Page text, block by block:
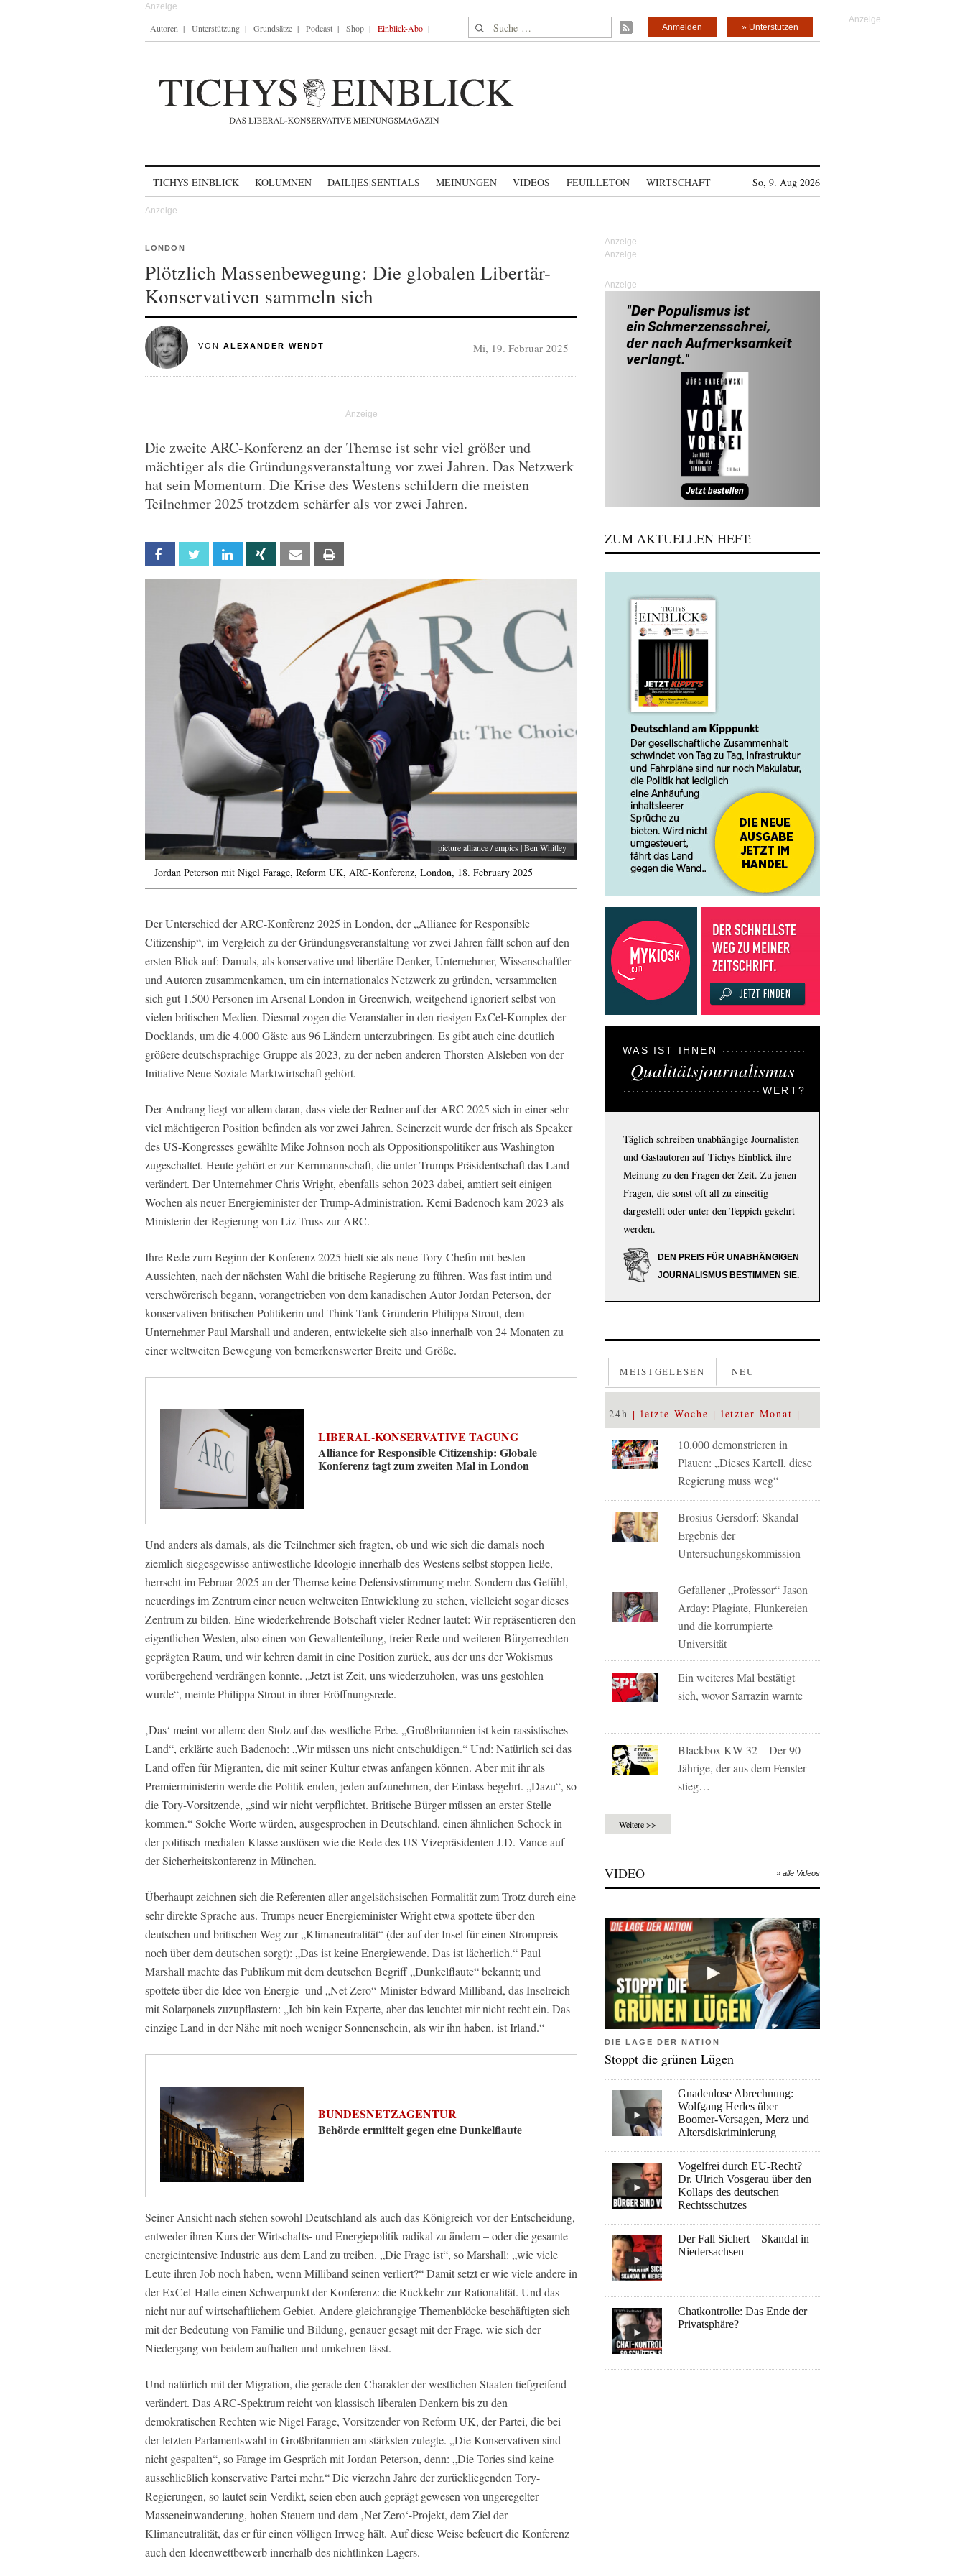
Autoren Unterstützung Grundsätze Podcast Shop Einblick-Abo Suche nach: » Unterstützen
Anmelden
TICHYS EINBLICK KOLUMNEN DAILI|ES|SENTIALS MEINUNGEN VIDEOS FEUILLETON WIRTSCHAFT So, 9. Aug 2026
LONDON
Plötzlich Massenbewegung: Die globalen Libertär-
Konservativen sammeln sich
VON ALEXANDER WENDT Mi, 19. Februar 2025
Die zweite ARC-Konferenz an der Themse ist sehr viel größer und
mächtiger als die Gründungsveranstaltung vor zwei Jahren. Das Netzwerk
hat sein Momentum. Die Krise des Westens schildern die meisten
Teilnehmer 2025 trotzdem schärfer als vor zwei Jahren.
Facebook Twitter Linkedin Xing Email
picture alliance / empics | Ben Whitley
Jordan Peterson mit Nigel Farage, Reform UK, ARC-Konferenz, London, 18. February 2025
Der Unterschied der ARC-Konferenz 2025 in London, der „Alliance for Responsible
Citizenship“, im Vergleich zu der Gründungsveranstaltung vor zwei Jahren fällt schon auf den
ersten Blick auf: Damals, als konservative und libertäre Denker, Unternehmer, Wissenschaftler
und Autoren zusammenkamen, um ein internationales Netzwerk zu gründen, versammelten
sich gut 1.500 Personen im Arsenal London in Greenwich, weitgehend ignoriert selbst von
vielen britischen Medien. Diesmal zogen die Veranstalter in den riesigen ExCel-Komplex der
Docklands, um die 4.000 Gäste aus 96 Ländern unterzubringen. Es gibt auch eine deutlich
größere deutschsprachige Gruppe als 2023, zu der neben anderen Thorsten Alsleben von der
Initiative Neue Soziale Marktwirtschaft gehört.
Der Andrang liegt vor allem daran, dass viele der Redner auf der ARC 2025 sich in einer sehr
viel mächtigeren Position befinden als vor zwei Jahren. Seinerzeit wurde der frisch als Speaker
des US-Kongresses gewählte Mike Johnson noch als Oppositionspolitiker aus Washington
zugeschaltet. Heute gehört er zur Kernmannschaft, die unter Trumps Präsidentschaft das Land
verändert. Der Unternehmer Chris Wright, ebenfalls schon 2023 dabei, amtiert seit einigen
Wochen als neuer Energieminister der Trump-Administration. Kemi Badenoch kam 2023 als
Ministerin der Regierung von Liz Truss zur ARC.
Ihre Rede zum Beginn der Konferenz 2025 hielt sie als neue Tory-Chefin mit besten
Aussichten, nach der nächsten Wahl die britische Regierung zu führen. Was fast intim und
verschwörerisch begann, vorangetrieben von dem kanadischen Autor Jordan Peterson, der
konservativen britischen Politikerin und Think-Tank-Gründerin Philippa Strout, dem
Unternehmer Paul Marshall und anderen, entwickelte sich also innerhalb von 24 Monaten zu
einer weltweiten Bewegung von bemerkenswerter Breite und Größe.
LIBERAL-KONSERVATIVE TAGUNG
Alliance for Responsible Citizenship: Globale
Konferenz tagt zum zweiten Mal in London
Und anders als damals, als die Teilnehmer sich fragten, ob und wie sich die damals noch
ziemlich siegesgewisse antiwestliche Ideologie innerhalb des Westens selbst stoppen ließe,
herrscht im Februar 2025 an der Themse keine Defensivstimmung mehr. Sondern das Gefühl,
neuerdings im Zentrum einer neuen weltweiten Entwicklung zu stehen, vielleicht sogar dieses
Zentrum zu bilden. Eine wiederkehrende Botschaft vieler Redner lautet: Wir repräsentieren den
eigentlichen Westen, also einen von Gewaltenteilung, freier Rede und weiteren Bürgerrechten
geprägten Raum, und wir kehren damit in eine Position zurück, aus der uns der Wokismus
vorübergehend verdrängen konnte. „Jetzt ist Zeit, uns wiederzuholen, was uns gestohlen
wurde“, meinte Philippa Strout in ihrer Eröffnungsrede.
‚Das‘ meint vor allem: den Stolz auf das westliche Erbe. „Großbritannien ist kein rassistisches
Land“, erklärte auch Badenoch: „Wir müssen uns nicht entschuldigen.“ Und: Natürlich sei das
Land offen für Migranten, die mit seiner Kultur etwas anfangen können. Aber mit ihr als
Premierministerin werde die Politik enden, jeden aufzunehmen, der Einlass begehrt. „Dazu“, so
die Tory-Vorsitzende, „sind wir nicht verpflichtet. Britische Bürger müssen an erster Stelle
kommen.“ Solche Worte würden, ausgesprochen in Deutschland, einen ähnlichen Schock in
der politisch-medialen Klasse auslösen wie die Rede des US-Vizepräsidenten J.D. Vance auf
der Sicherheitskonferenz in München.
Überhaupt zeichnen sich die Referenten aller angelsächsischen Formalität zum Trotz durch eine
sehr direkte Sprache aus. Trumps neuer Energieminister Wright etwa spottete über den
deutschen und britischen Weg zur „Klimaneutralität“ (der auf der Insel für einen Strompreis
noch über dem deutschen sorgt): „Das ist keine Energiewende. Das ist lächerlich.“ Paul
Marshall machte das Publikum mit dem deutschen Begriff „Dunkelflaute“ bekannt; und
spottete über die Idee von Energie- und „Net Zero“-Minister Edward Milliband, das Inselreich
mit Solarpanels zuzupflastern: „Ich bin kein Experte, aber das leuchtet mir nicht recht ein. Das
einzige Land in der Nähe mit noch weniger Sonnenschein, als wir ihn haben, ist Irland.“
BUNDESNETZAGENTUR
Behörde ermittelt gegen eine Dunkelflaute
Seiner Ansicht nach stehen sowohl Deutschland als auch das Königreich vor der Entscheidung,
entweder ihren Kurs der Wirtschafts- und Energiepolitik radikal zu ändern – oder die gesamte
energieintensive Industrie aus dem Land zu treiben. „Die Frage ist“, so Marshall: „wie viele
Leute ihren Job noch haben, wenn Milliband seinen verliert?“ Damit setzt er wie viele andere in
der ExCel-Halle einen Schwerpunkt der Konferenz: die Rückkehr zur Rationalität. Und das
nicht nur auf wirtschaftlichem Gebiet. Andere gleichrangige Themenblöcke beschäftigten sich
mit der Bedeutung von Familie und Bildung, genauer gesagt mit der Frage, wie sich der
Niedergang von beidem aufhalten und umkehren lässt.
Und natürlich mit der Migration, die gerade den Charakter der westlichen Staaten tiefgreifend
verändert. Das ARC-Spektrum reicht von klassisch liberalen Denkern bis zu den
demokratischen Rechten wie Nigel Farage, Vorsitzender von Reform UK, der Partei, die bei
der letzten Parlamentswahl in Großbritannien am stärksten zulegte. „Die Konservativen sind
nicht gespalten“, so Farage im Gespräch mit Jordan Peterson, denn: „Die Tories sind keine
ausschließlich konservative Partei mehr.“ Die vierzehn Jahre der zurückliegenden Tory-
Regierungen, so lautet sein Verdikt, seien eben auch geprägt gewesen von ungeregelter
Masseneinwanderung, hohen Steuern und dem ‚Net Zero‘-Projekt, dem Ziel der
Klimaneutralität, das er für einen völligen Irrweg hält. Auf diese Weise befeuert die Konferenz
auch den Ideenwettbewerb innerhalb des nichtlinken Lagers.
Anzeige
ZUM AKTUELLEN HEFT:
WAS IST IHNEN
Qualitätsjournalismus
WERT?
Täglich schreiben unabhängige Journalisten
und Gastautoren auf Tichys Einblick ihre
Meinung zu den Fragen der Zeit. Zu jenen
Fragen, die sonst oft all zu einseitig
dargestellt oder unter den Teppich gekehrt
werden.
DEN PREIS FÜR UNABHÄNGIGEN
JOURNALISMUS BESTIMMEN SIE.
MEISTGELESEN NEU
24h letzte Woche letzter Monat
10.000 demonstrieren in
Plauen: „Dieses Kartell, diese
Regierung muss weg“
Brosius-Gersdorf: Skandal-
Ergebnis der
Untersuchungskommission
Gefallener „Professor“ Jason
Arday: Plagiate, Flunkereien
und die korrumpierte
Universität
Ein weiteres Mal bestätigt
sich, wovor Sarrazin warnte
Blackbox KW 32 – Der 90-
Jährige, der aus dem Fenster
stieg…
Weitere >>
VIDEO » alle Videos
DIE LAGE DER NATION
Stoppt die grünen Lügen
Gnadenlose Abrechnung:
Wolfgang Herles über
Boomer-Versagen, Merz und
Altersdiskriminierung
Vogelfrei durch EU-Recht?
Dr. Ulrich Vosgerau über den
Kollaps des deutschen
Rechtsschutzes
Der Fall Sichert – Skandal in
Niedersachsen
Chatkontrolle: Das Ende der
Privatsphäre?